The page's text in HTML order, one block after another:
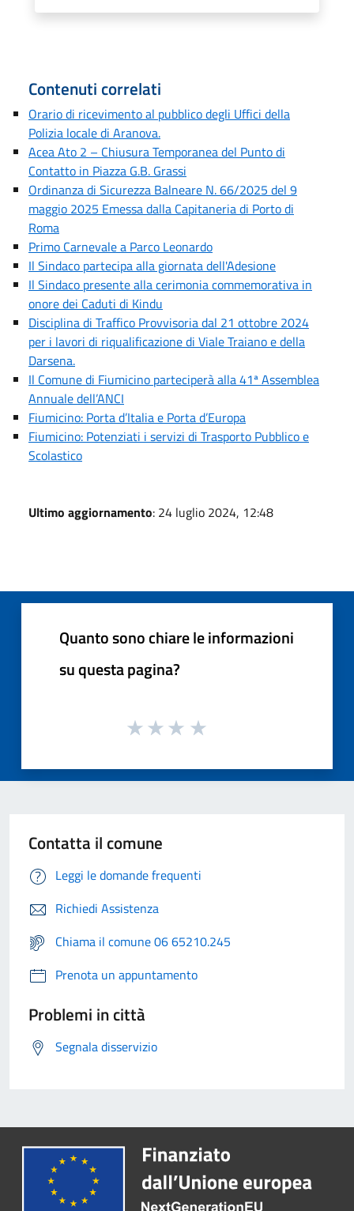
Contenuti correlati
Orario di ricevimento al pubblico degli Uffici della
Polizia locale di Aranova.
Acea Ato 2 – Chiusura Temporanea del Punto di
Contatto in Piazza G.B. Grassi
Ordinanza di Sicurezza Balneare N. 66/2025 del 9
maggio 2025 Emessa dalla Capitaneria di Porto di
Roma
Primo Carnevale a Parco Leonardo
Il Sindaco partecipa alla giornata dell'Adesione
Il Sindaco presente alla cerimonia commemorativa in
onore dei Caduti di Kindu
Disciplina di Traffico Provvisoria dal 21 ottobre 2024
per i lavori di riqualificazione di Viale Traiano e della
Darsena.
Il Comune di Fiumicino parteciperà alla 41ª Assemblea
Annuale dell’ANCI
Fiumicino: Porta d’Italia e Porta d’Europa
Fiumicino: Potenziati i servizi di Trasporto Pubblico e
Scolastico
Ultimo aggiornamento: 24 luglio 2024, 12:48
Quanto sono chiare le informazioni
su questa pagina?
Contatta il comune
Leggi le domande frequenti
Richiedi Assistenza
Chiama il comune 06 65210.245
Prenota un appuntamento
Problemi in città
Segnala disservizio